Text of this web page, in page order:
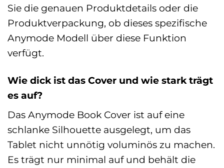
Sie die genauen Produktdetails oder die
Produktverpackung, ob dieses spezifische
Anymode Modell über diese Funktion
verfügt.
Wie dick ist das Cover und wie stark trägt
es auf?
Das Anymode Book Cover ist auf eine
schlanke Silhouette ausgelegt, um das
Tablet nicht unnötig voluminös zu machen.
Es trägt nur minimal auf und behält die